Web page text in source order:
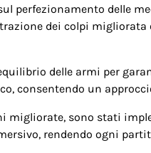
perfezionamento delle
dei colpi
delle armi per
consentendo un
migliorate, sono stati
rendendo ogni